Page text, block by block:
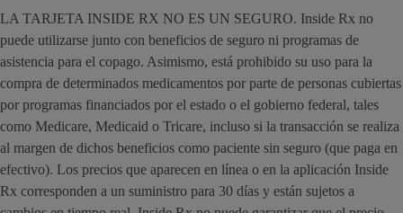
LA TARJETA INSIDE RX NO ES UN SEGURO. Inside Rx no
puede utilizarse junto con beneficios de seguro ni programas de
asistencia para el copago. Asimismo, está prohibido su uso para la
compra de determinados medicamentos por parte de personas cubiertas
por programas financiados por el estado o el gobierno federal, tales
como Medicare, Medicaid o Tricare, incluso si la transacción se realiza
al margen de dichos beneficios como paciente sin seguro (que paga en
efectivo). Los precios que aparecen en línea o en la aplicación Inside
Rx corresponden a un suministro para 30 días y están sujetos a